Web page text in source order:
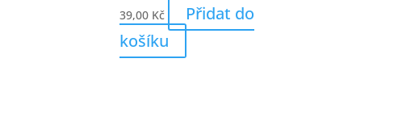
39,00 Kč
Přidat do
košíku